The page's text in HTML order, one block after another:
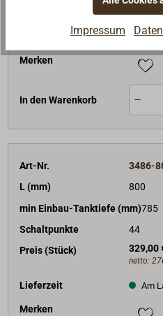
Merken
In den Warenkorb
Art-Nr.
3486-
L (mm)
800
min Einbau-Tanktiefe (mm)785
Schaltpunkte
44
Preis (Stück)
329,00
netto:
Lieferzeit Am
Merken
Impressum